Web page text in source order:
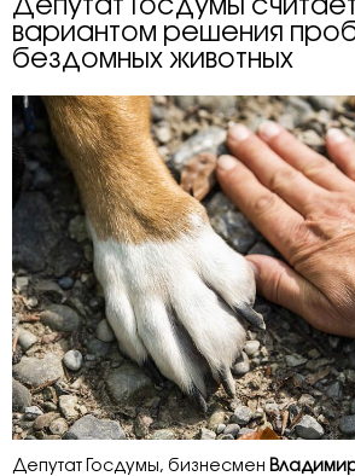
Депутат Госдумы
вариантом решения
бездомных животных
Депутат Госдумы, бизнесмен